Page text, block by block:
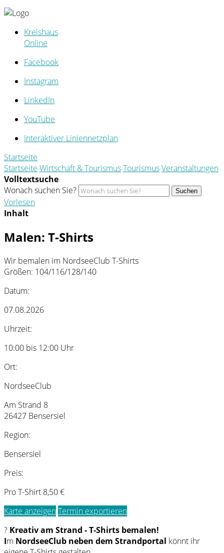
Kreishaus
Online
Facebook
Instagram
LinkedIn
YouTube
Interaktiver Liniennetzplan
Startseite
Startseite Wirtschaft & TourismusTourismusVeranstaltungen
Volltextsuche
Wonach suchen Sie?
Suchen
Vorlesen
Inhalt
Malen: T-Shirts
Wir bemalen im NordseeClub T-Shirts
Größen: 104/116/128/140
Datum:
07.08.2026
Uhrzeit:
10:00 bis 12:00 Uhr
Ort:
NordseeClub
Am Strand 8
26427 Bensersiel
Region:
Bensersiel
Preis:
Pro T-Shirt 8,50 €
Karte anzeigenTermin exportieren
? Kreativ am Strand - T-Shirts bemalen!
Im NordseeClub neben dem Strandportal könnt ihr